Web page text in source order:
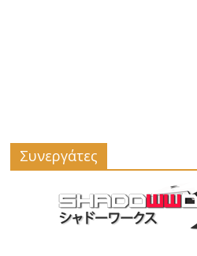
Συνεργάτες